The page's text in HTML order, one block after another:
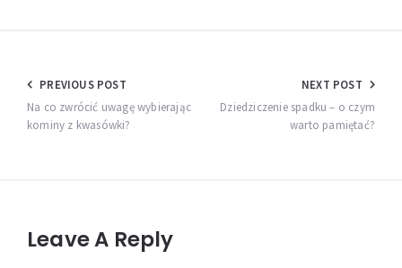
Nawigacja
wpisu
PREVIOUS POST
Na co zwrócić uwagę wybierając
kominy z kwasówki?
NEXT POST
Dziedziczenie spadku – o czym
warto pamiętać?
Leave A Reply